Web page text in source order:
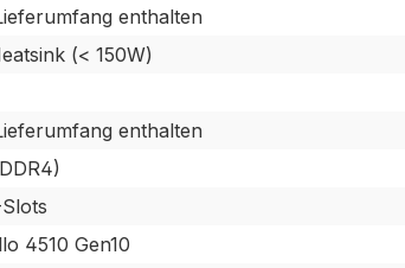
enthalten
(< 150W)
enthalten
4510 Gen10